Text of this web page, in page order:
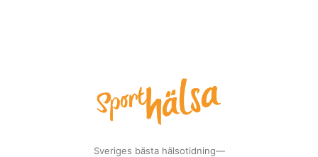
Sveriges bästa hälsotidning—